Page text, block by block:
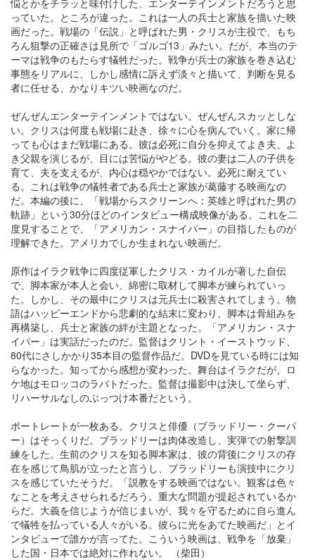
悩とかをチラッと味付けした、エンターテインメントだろうと思
っていた。ところが違った。これは一人の兵士と家族を描いた映
画だった。戦場の「伝説」と呼ばれた男・クリスが主役で、もち
ろん狙撃の正確さは見所で「ゴルゴ13」みたい。だが、本当のテ
ーマは戦争のもたらす犠牲だった。戦争が兵士の家族を巻き込む
事態をリアルに、しかし感情に訴えず淡々と描いて、判断を見る
者に任せる、かなりキツい映画なのだ。
ぜんぜんエンターテインメントではない。ぜんぜんスカッとしな
い。クリスは何度も戦場に赴き、徐々に心を病んでいく。家に帰
っても心はまだ戦場にある。彼は必死に自分を抑えてよき夫、よ
き父親を演じるが、目には苦悩がやどる。彼の妻は二人の子供を
育て、夫を支えるが、内心は穏やかではない。必死に耐えてい
る。これは戦争の犠牲者である兵士と家族が葛藤する映画なの
だ。本編の後に、「戦場からスクリーンへ：英雄と呼ばれた男の
軌跡」という30分ほどのインタビュー構成映像がある。これを二
度見することで、「アメリカン・スナイパー」の目指したものが
理解できた。アメリカでしか生まれない映画だ。
原作はイラク戦争に四度従軍したクリス・カイルが著した自伝
で、脚本家が本人と会い、綿密に取材して脚本が練られていっ
た。しかし、その最中にクリスは元兵士に殺害されてしまう。物
語はハッピーエンドから悲劇的な結末に変わり、脚本は骨組みを
再構築し、兵士と家族の絆が主題となった。「アメリカン・スナ
イパー」は実話だったのだ。監督はクリント・イーストウッド、
80代にさしかかり35本目の監督作品だ。DVDを見ている時には知
らなかった。知ってから感想が変わった。舞台はイラクだが、ロ
ケ地はモロッコのラバトだった。監督は撮影中は決して坐らず、
リハーサルなしのぶっつけ本番だという。
ポートレートが一枚ある。クリスと俳優（ブラッドリー・クーパ
ー）はそっくりだ。ブラッドリーは肉体改造し、実弾での射撃訓
練をした。生前のクリスを知る脚本家は、彼の背後にクリスの存
在を感じて鳥肌が立ったと言うし、ブラッドリーも演技中にクリ
スを感じていたそうだ。「説教をする映画ではない。観客は色々
なことを考えさせられるだろう。重大な問題が提起されているか
らだ。大義を信じようが信じまいが、我々を守るために自ら進ん
で犠牲を払っている人々がいる。彼らに光をあてた映画だ」とイ
ンタビューで誰かが言ってた。こういう映画は、戦争を「放棄」
した国・日本では絶対に作れない。 （柴田）